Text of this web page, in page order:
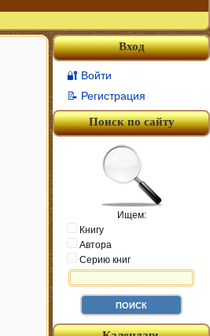
Вход
🔐 Войти
📝 Регистрация
Поиск по сайту
Ищем:
Книгу
Автора
Серию книг